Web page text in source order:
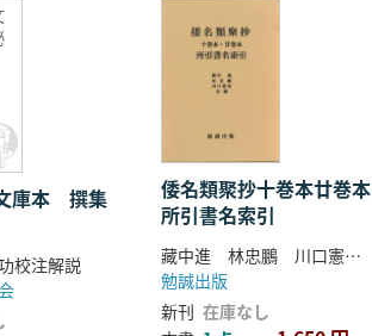
庫本 撰集
校注解説
倭名類聚抄十巻本廿巻本
所引書名索引
藏中進 林忠鵬 川口憲治 編
勉誠出版
新刊 在庫なし